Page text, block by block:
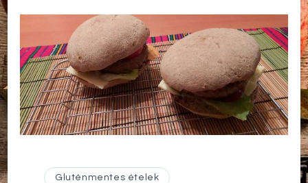
Gluténmentes ételek